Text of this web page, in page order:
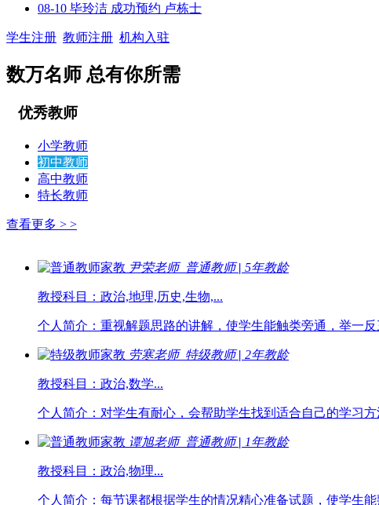
08-10 毕玲洁 成功预约 卢栋士
学生注册 教师注册 机构入驻
数万名师 总有你所需
优秀教师
小学教师
初中教师
高中教师
特长教师
查看更多 > >
尹荣老师 普通教师| 5年教龄
教授科目：政治,地理,历史,生物,...
个人简介：重视解题思路的讲解，使学生能触类旁通，举一反
劳寒老师 特级教师| 2年教龄
教授科目：政治,数学...
个人简介：对学生有耐心，会帮助学生找到适合自己的学习方
谭旭老师 普通教师| 1年教龄
教授科目：政治,物理...
个人简介：每节课都根据学生的情况精心准备试题，使学生能